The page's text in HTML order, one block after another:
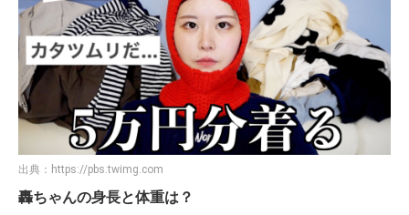
出典： https://pbs.twimg.com
轟ちゃんの身長と体重は？